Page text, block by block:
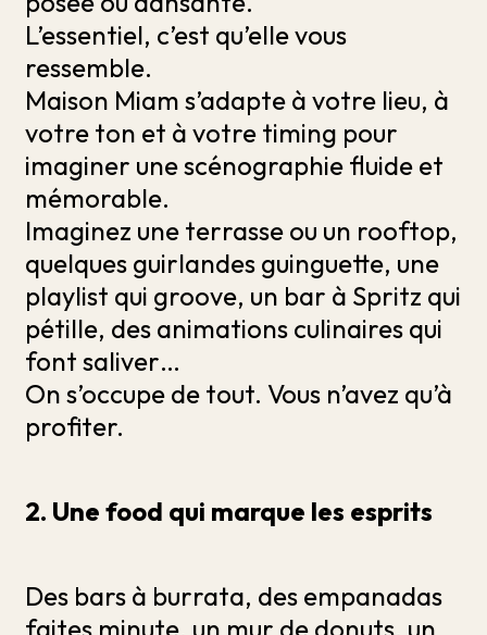
L’essentiel, c’est qu’elle vous
ressemble.
Maison Miam s’adapte à votre lieu, à
votre ton et à votre timing pour
imaginer une scénographie fluide et
mémorable.
Imaginez une terrasse ou un rooftop,
quelques guirlandes guinguette, une
playlist qui groove, un bar à Spritz qui
pétille, des animations culinaires qui
font saliver…
On s’occupe de tout. Vous n’avez qu’à
profiter.
2. Une food qui marque les esprits
Des bars à burrata, des empanadas
faites minute, un mur de donuts, un